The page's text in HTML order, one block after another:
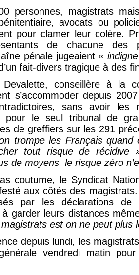
personnes, magistrats
avocats ou
pour clamer leur colère.
de chacune des
pénale jugeaient«
fait-divers tragique à des
Devalette, conseillère à la
s’accommoder depuis
sans avoir les
pour le seul tribunal de
de greffiers sur les 291
trompe les Français
tout risque de récidive
de moyens, le risque zéro
coutume, le Syndicat
aux côtés des
par les déclarations de
à garder leurs distances
est on ne peut plus
depuis lundi, les
vendredi matin